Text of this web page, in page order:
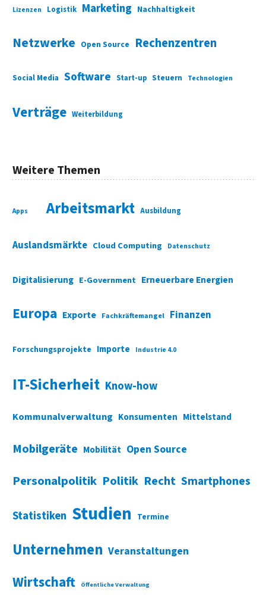
Lizenzen Logistik Marketing Nachhaltigkeit
Netzwerke Open Source Rechenzentren
Social Media Software Start-up Steuern Technologien
Verträge Weiterbildung
Weitere Themen
Apps Arbeitsmarkt Ausbildung
Auslandsmärkte Cloud Computing Datenschutz
Digitalisierung E-Government Erneuerbare Energien
Europa Exporte Fachkräftemangel Finanzen
Forschungsprojekte Importe Industrie 4.0
IT-Sicherheit Know-how
Kommunalverwaltung Konsumenten Mittelstand
Mobilgeräte Mobilität Open Source
Personalpolitik Politik Recht Smartphones
Statistiken Studien Termine
Unternehmen Veranstaltungen
Wirtschaft Öffentliche Verwaltung